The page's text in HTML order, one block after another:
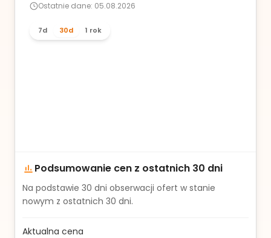
Ostatnie dane: 05.08.2026
7d 30d 1 rok
Podsumowanie cen z ostatnich 30 dni
Na podstawie 30 dni obserwacji ofert w stanie
nowym z ostatnich 30 dni.
Aktualna cena